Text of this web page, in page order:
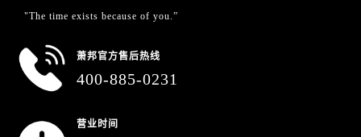
"The time exists because of you.”
萧邦官方售后热线
400-885-0231
营业时间